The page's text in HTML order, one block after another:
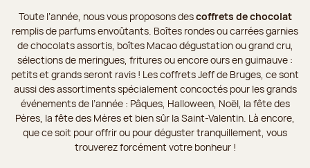
Toute l’année, nous vous proposons descoffrets de chocolat
remplis de parfums envoûtants. Boîtes rondes ou carrées garnies
de chocolats assortis, boîtes Macao dégustation ou grand cru,
sélections de meringues, fritures ou encore ours en guimauve :
petits et grands seront ravis ! Les coffrets Jeff de Bruges, ce sont
aussi des assortiments spécialement concoctés pour les grands
événements de l’année : Pâques, Halloween, Noël, la fête des
Pères, la fête des Mères et bien sûr la Saint-Valentin. Là encore,
que ce soit pour offrir ou pour déguster tranquillement, vous
trouverez forcément votre bonheur !